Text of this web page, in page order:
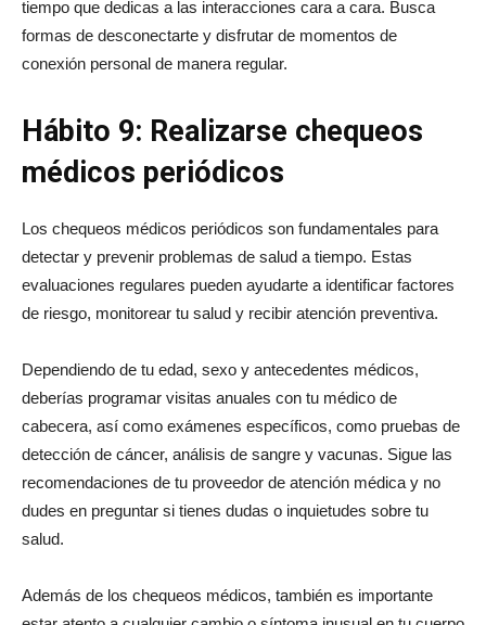
tiempo que dedicas a las interacciones cara a cara. Busca
formas de desconectarte y disfrutar de momentos de
conexión personal de manera regular.
Hábito 9: Realizarse chequeos
médicos periódicos
Los chequeos médicos periódicos son fundamentales para
detectar y prevenir problemas de salud a tiempo. Estas
evaluaciones regulares pueden ayudarte a identificar factores
de riesgo, monitorear tu salud y recibir atención preventiva.
Dependiendo de tu edad, sexo y antecedentes médicos,
deberías programar visitas anuales con tu médico de
cabecera, así como exámenes específicos, como pruebas de
detección de cáncer, análisis de sangre y vacunas. Sigue las
recomendaciones de tu proveedor de atención médica y no
dudes en preguntar si tienes dudas o inquietudes sobre tu
salud.
Además de los chequeos médicos, también es importante